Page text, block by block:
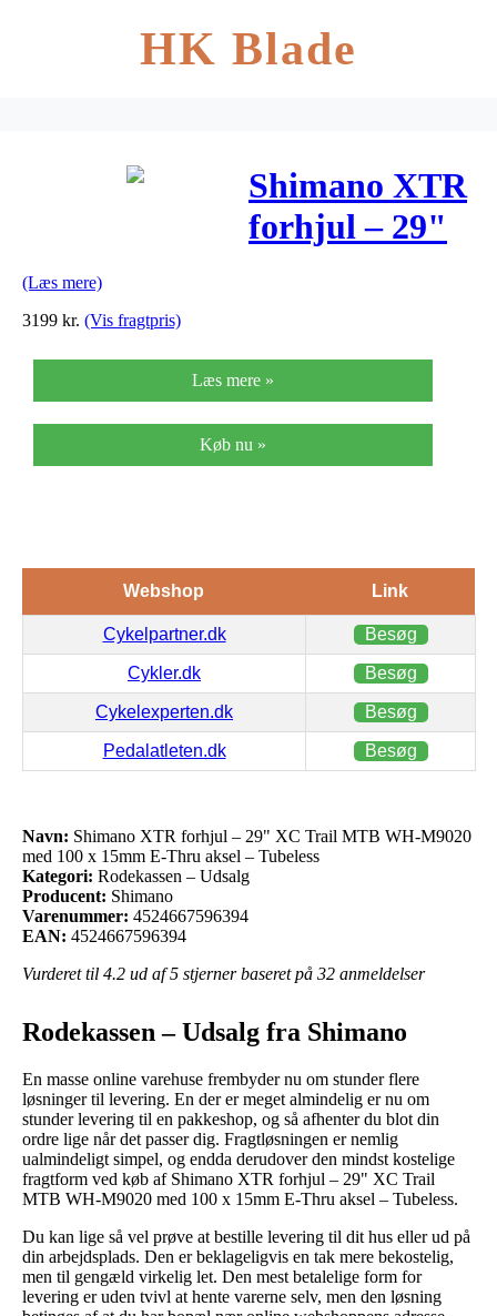
HK Blade
Shimano XTR
forhjul – 29"
med 100 x
15mm E-Thru
aksel –
Tubeless
(Læs mere)
3199 kr. (Vis fragtpris)
Læs mere »
Køb nu »
Webshop Link
Cykelpartner.dk Besøg
Cykler.dk Besøg
Cykelexperten.dk Besøg
Pedalatleten.dk Besøg
Navn: Shimano XTR forhjul – 29" XC Trail MTB WH-M9020
med 100 x 15mm E-Thru aksel – Tubeless
Kategori: Rodekassen – Udsalg
Producent: Shimano
Varenummer: 4524667596394
EAN: 4524667596394
Vurderet til 4.2 ud af 5 stjerner baseret på 32 anmeldelser
Rodekassen – Udsalg fra Shimano
En masse online varehuse frembyder nu om stunder flere
løsninger til levering. En der er meget almindelig er nu om
stunder levering til en pakkeshop, og så afhenter du blot din
ordre lige når det passer dig. Fragtløsningen er nemlig
ualmindeligt simpel, og endda derudover den mindst kostelige
fragtform ved køb af Shimano XTR forhjul – 29" XC Trail
MTB WH-M9020 med 100 x 15mm E-Thru aksel – Tubeless.
Du kan lige så vel prøve at bestille levering til dit hus eller ud på
din arbejdsplads. Den er beklageligvis en tak mere bekostelig,
men til gengæld virkelig let. Den mest betalelige form for
levering er uden tvivl at hente varerne selv, men den løsning